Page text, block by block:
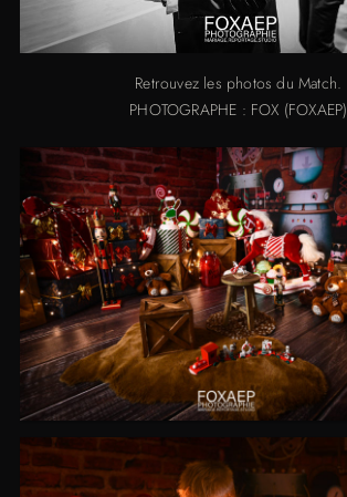
Retrouvez les photos du Match.
PHOTOGRAPHE : FOX (FOXAEP)